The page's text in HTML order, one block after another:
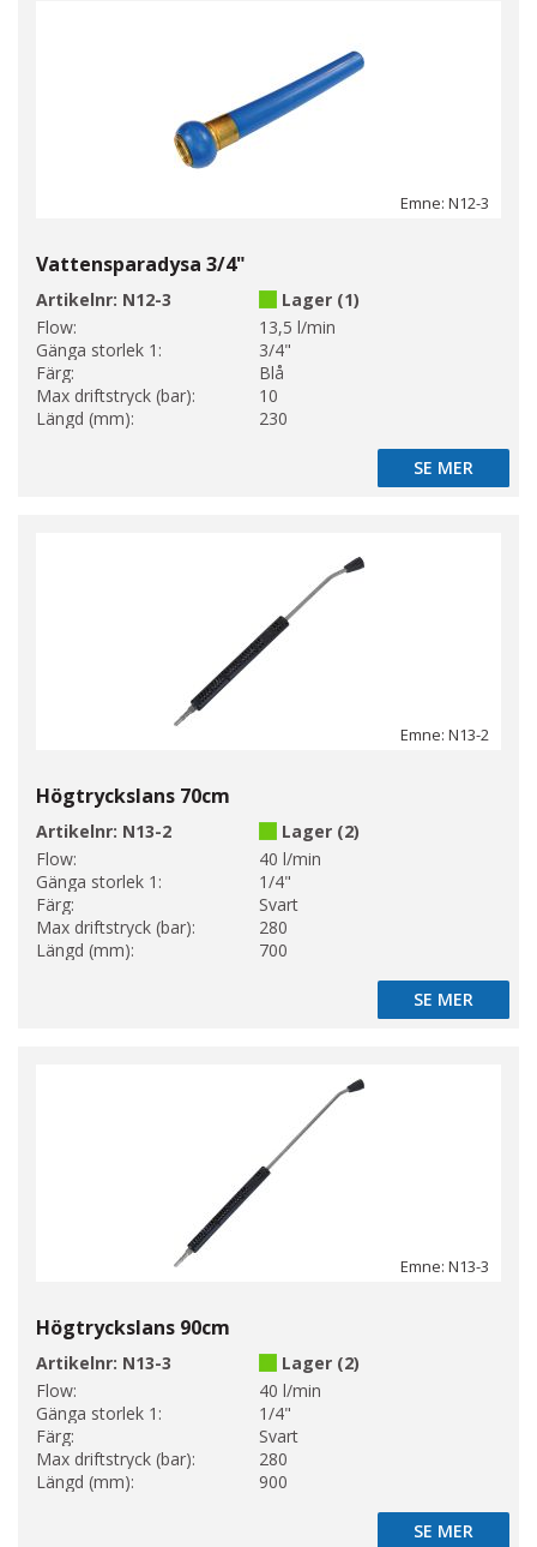
Emne: N12-3
Vattensparadysa 3/4"
Artikelnr: N12-3
Lager (1)
Flow:
13,5 l/min
Gänga storlek 1:
3/4"
Färg:
Blå
Max driftstryck (bar):
10
Längd (mm):
230
SE MER
SE MER
Emne: N13-2
Högtryckslans 70cm
Artikelnr: N13-2
Lager (2)
Flow:
40 l/min
Gänga storlek 1:
1/4"
Färg:
Svart
Max driftstryck (bar):
280
Längd (mm):
700
SE MER
SE MER
Emne: N13-3
Högtryckslans 90cm
Artikelnr: N13-3
Lager (2)
Flow:
40 l/min
Gänga storlek 1:
1/4"
Färg:
Svart
Max driftstryck (bar):
280
Längd (mm):
900
SE MER
SE MER